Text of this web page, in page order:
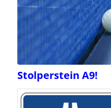
Stolperstein A9!